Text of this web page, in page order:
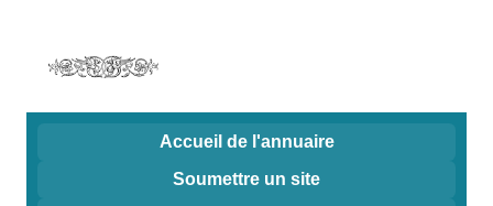
Accueil de l'annuaire
Soumettre un site